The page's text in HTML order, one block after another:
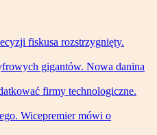
fiskusa rozstrzygnięty.
gigantów. Nowa danina
firmy technologiczne.
Wicepremier mówi o